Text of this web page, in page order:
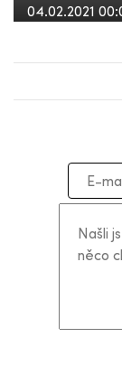
04.02.2021